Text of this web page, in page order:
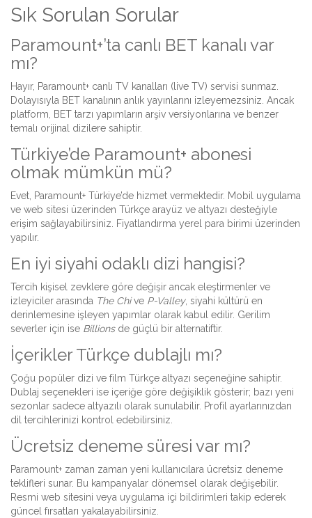
Sık Sorulan Sorular
Paramount+’ta canlı BET kanalı var
mı?
Hayır, Paramount+ canlı TV kanalları (live TV) servisi sunmaz.
Dolayısıyla BET kanalının anlık yayınlarını izleyemezsiniz. Ancak
platform, BET tarzı yapımların arşiv versiyonlarına ve benzer
temalı orijinal dizilere sahiptir.
Türkiye’de Paramount+ abonesi
olmak mümkün mü?
Evet, Paramount+ Türkiye’de hizmet vermektedir. Mobil uygulama
ve web sitesi üzerinden Türkçe arayüz ve altyazı desteğiyle
erişim sağlayabilirsiniz. Fiyatlandırma yerel para birimi üzerinden
yapılır.
En iyi siyahi odaklı dizi hangisi?
Tercih kişisel zevklere göre değişir ancak eleştirmenler ve
izleyiciler arasında The Chive P-Valley, siyahi kültürü en
derinlemesine işleyen yapımlar olarak kabul edilir. Gerilim
severler için ise Billionsde güçlü bir alternatiftir.
İçerikler Türkçe dublajlı mı?
Çoğu popüler dizi ve film Türkçe altyazı seçeneğine sahiptir.
Dublaj seçenekleri ise içeriğe göre değişiklik gösterir; bazı yeni
sezonlar sadece altyazılı olarak sunulabilir. Profil ayarlarınızdan
dil tercihlerinizi kontrol edebilirsiniz.
Ücretsiz deneme süresi var mı?
Paramount+ zaman zaman yeni kullanıcılara ücretsiz deneme
teklifleri sunar. Bu kampanyalar dönemsel olarak değişebilir.
Resmi web sitesini veya uygulama içi bildirimleri takip ederek
güncel fırsatları yakalayabilirsiniz.